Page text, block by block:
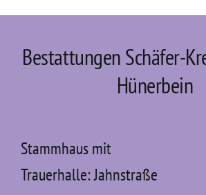
Bestattungen Schäfer-
Hünerbein
Stammhaus mit
Trauerhalle: Jahnstraße